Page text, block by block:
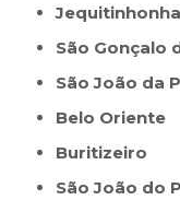
Jequitinhonha
São Gonçalo
São João da
Belo Oriente
Buritizeiro
São João do